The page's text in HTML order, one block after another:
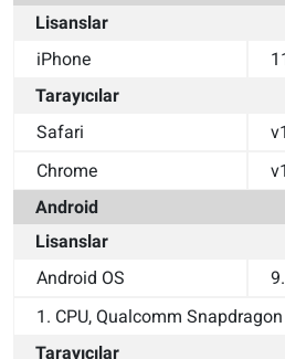
Lisanslar
iPhone
Tarayıcılar
Safari
Chrome
Android
Lisanslar
Android OS
1. CPU, Qualcomm
Tarayıcılar